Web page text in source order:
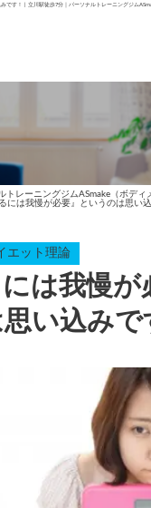
です！ | 立川駅徒歩7分｜パーソナルトレーニングジム
レーニングジムASmake（ボディ
るには我慢が必要』というのは思い
エット理論
には我慢が
い込みで